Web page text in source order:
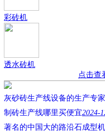
彩砖机
透水砖机
点击查
灰砂砖生产线设备的生产专家
制砖生产线哪里买便宜2024-
著名的中国大的路沿石成型